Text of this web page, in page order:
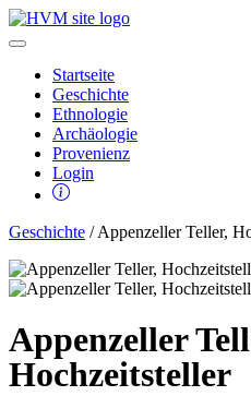
Startseite
Geschichte
Ethnologie
Archäologie
Provenienz
Login
Geschichte / Appenzeller Teller,
Appenzeller
Hochzeitsteller